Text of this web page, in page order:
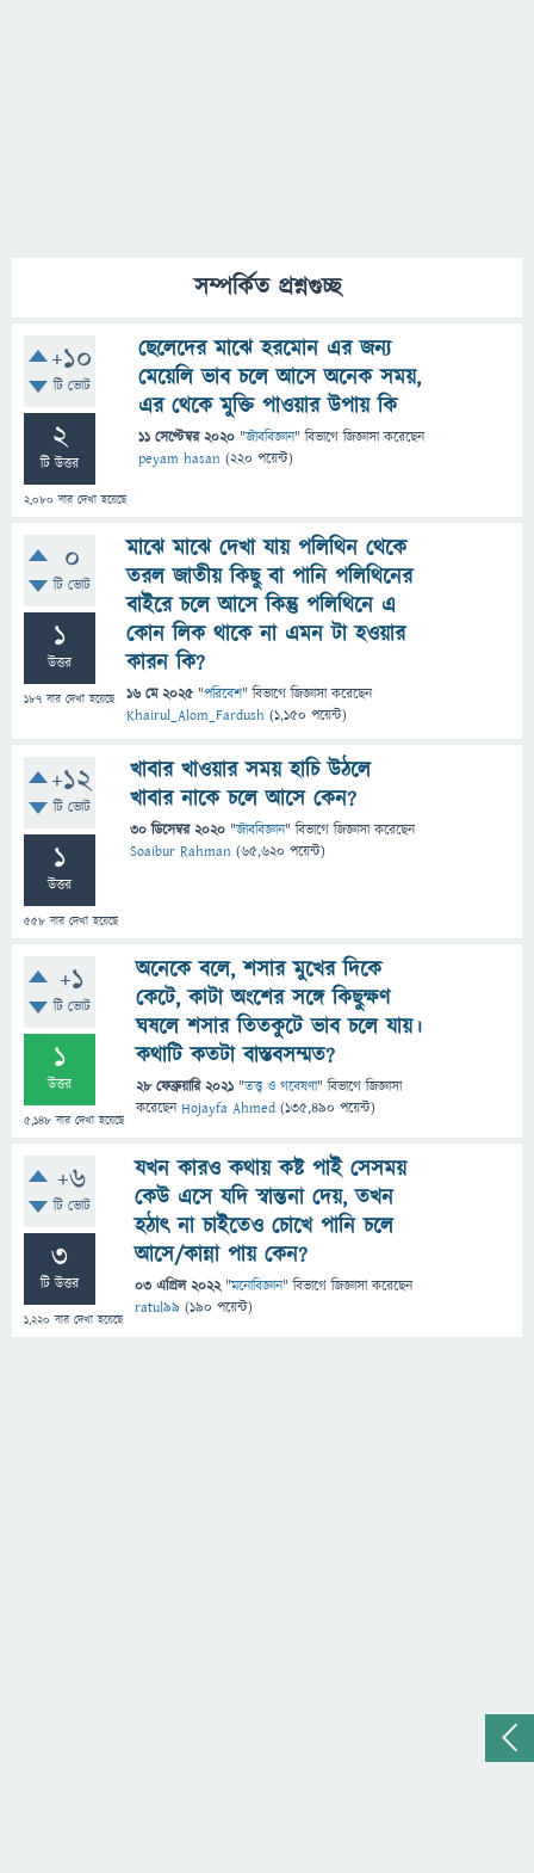
সম্পর্কিত প্রশ্নগুচ্ছ
+10
টি ভোট
2
টি উত্তর
2,080 বার দেখা হয়েছে
ছেলেদের মাঝে হরমোন এর জন্য
মেয়েলি ভাব চলে আসে অনেক সময়,
এর থেকে মুক্তি পাওয়ার উপায় কি
11 সেপ্টেম্বর 2020 "জীববিজ্ঞান" বিভাগে জিজ্ঞাসাকরেছেন
peyam hasan (220 পয়েন্ট)
0
টি ভোট
1
উত্তর
187 বার দেখা হয়েছে
মাঝে মাঝে দেখা যায় পলিথিন থেকে
তরল জাতীয় কিছু বা পানি পলিথিনের
বাইরে চলে আসে কিন্তু পলিথিনে এ
কোন লিক থাকে না এমন টা হওয়ার
কারন কি?
16 মে 2025 "পরিবেশ" বিভাগে জিজ্ঞাসাকরেছেন
Khairul_Alom_Fardush (1,150 পয়েন্ট)
+12
টি ভোট
1
উত্তর
558 বার দেখা হয়েছে
খাবার খাওয়ার সময় হাচি উঠলে
খাবার নাকে চলে আসে কেন?
30 ডিসেম্বর 2020 "জীববিজ্ঞান" বিভাগে জিজ্ঞাসাকরেছেন
Soaibur Rahman (65,620 পয়েন্ট)
+1
টি ভোট
1
উত্তর
5,148 বার দেখা হয়েছে
অনেকে বলে, শসার মুখের দিকে
কেটে, কাটা অংশের সঙ্গে কিছুক্ষণ
ঘষলে শসার তিতকুটে ভাব চলে যায়।
কথাটি কতটা বাস্তবসম্মত?
28 ফেব্রুয়ারি 2021 "তত্ত্ব ও গবেষণা" বিভাগে জিজ্ঞাসা
করেছেনHojayfa Ahmed (135,490 পয়েন্ট)
+6
টি ভোট
3
টি উত্তর
1,220 বার দেখা হয়েছে
যখন কারও কথায় কষ্ট পাই সেসময়
কেউ এসে যদি স্বান্তনা দেয়, তখন
হঠাৎ না চাইতেও চোখে পানি চলে
আসে/কান্না পায় কেন?
03 এপ্রিল 2022 "মনোবিজ্ঞান" বিভাগে জিজ্ঞাসাকরেছেন
ratul99 (190 পয়েন্ট)